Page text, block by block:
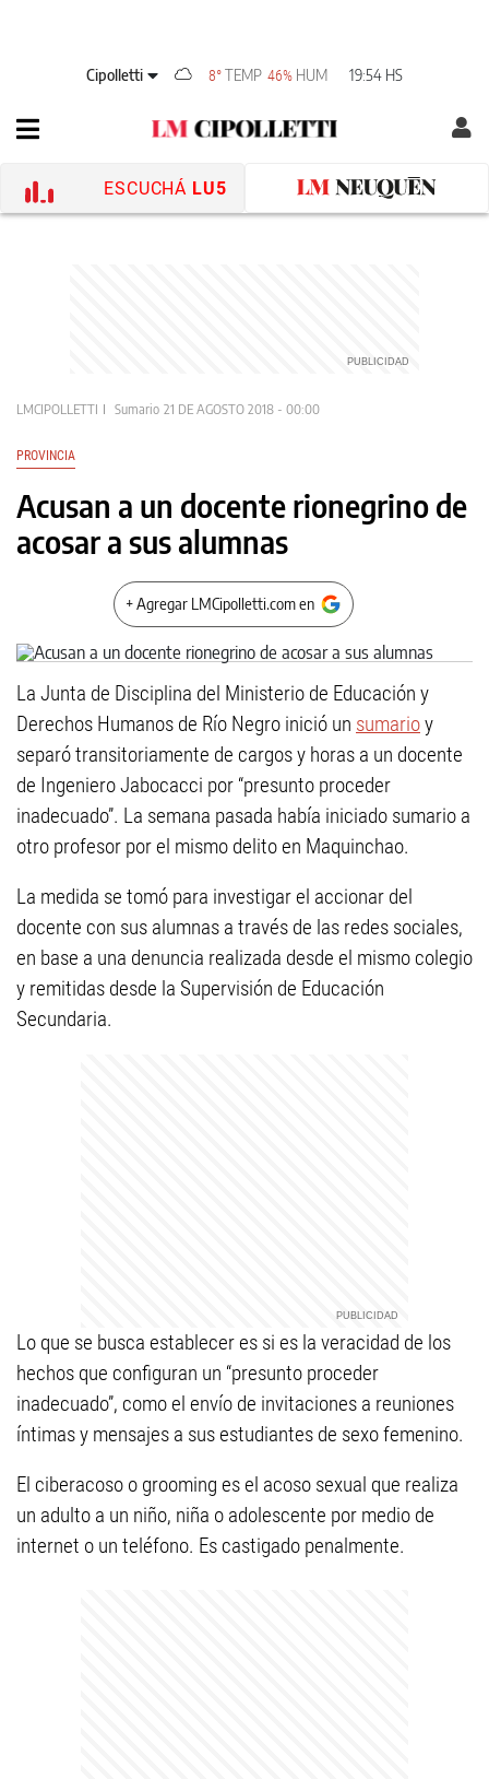
Cipolletti 8°TEMP 46% HUM 19:54 HS
ESCUCHÁ LU5
LMCIPOLLETTI Sumario 21 DE AGOSTO 2018 - 00:00
PROVINCIA
Acusan a un docente rionegrino de
acosar a sus alumnas
+ Agregar LMCipolletti.com en
La Junta de Disciplina del Ministerio de Educación y
Derechos Humanos de Río Negro inició un sumarioy
separó transitoriamente de cargos y horas a un docente
de Ingeniero Jabocacci por “presunto proceder
inadecuado”. La semana pasada había iniciado sumario a
otro profesor por el mismo delito en Maquinchao.
La medida se tomó para investigar el accionar del
docente con sus alumnas a través de las redes sociales,
en base a una denuncia realizada desde el mismo colegio
y remitidas desde la Supervisión de Educación
Secundaria.
Lo que se busca establecer es si es la veracidad de los
hechos que configuran un “presunto proceder
inadecuado”, como el envío de invitaciones a reuniones
íntimas y mensajes a sus estudiantes de sexo femenino.
El ciberacoso o grooming es el acoso sexual que realiza
un adulto a un niño, niña o adolescente por medio de
internet o un teléfono. Es castigado penalmente.